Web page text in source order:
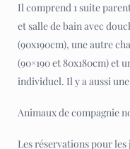
Il comprend 1 suite
et salle de bain avec
(90x190cm), une autre
(90×190 et 80x180cm) et
individuel. Il y a aussi
Animaux de compagnie
Les réservations pour les